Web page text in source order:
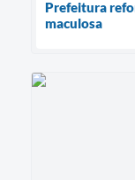
Prefeitura
maculosa